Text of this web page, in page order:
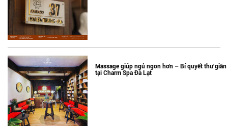
Massage giúp ngủ ngon hơn – Bí quyết thư giãn
tại Charm Spa Đà Lạt